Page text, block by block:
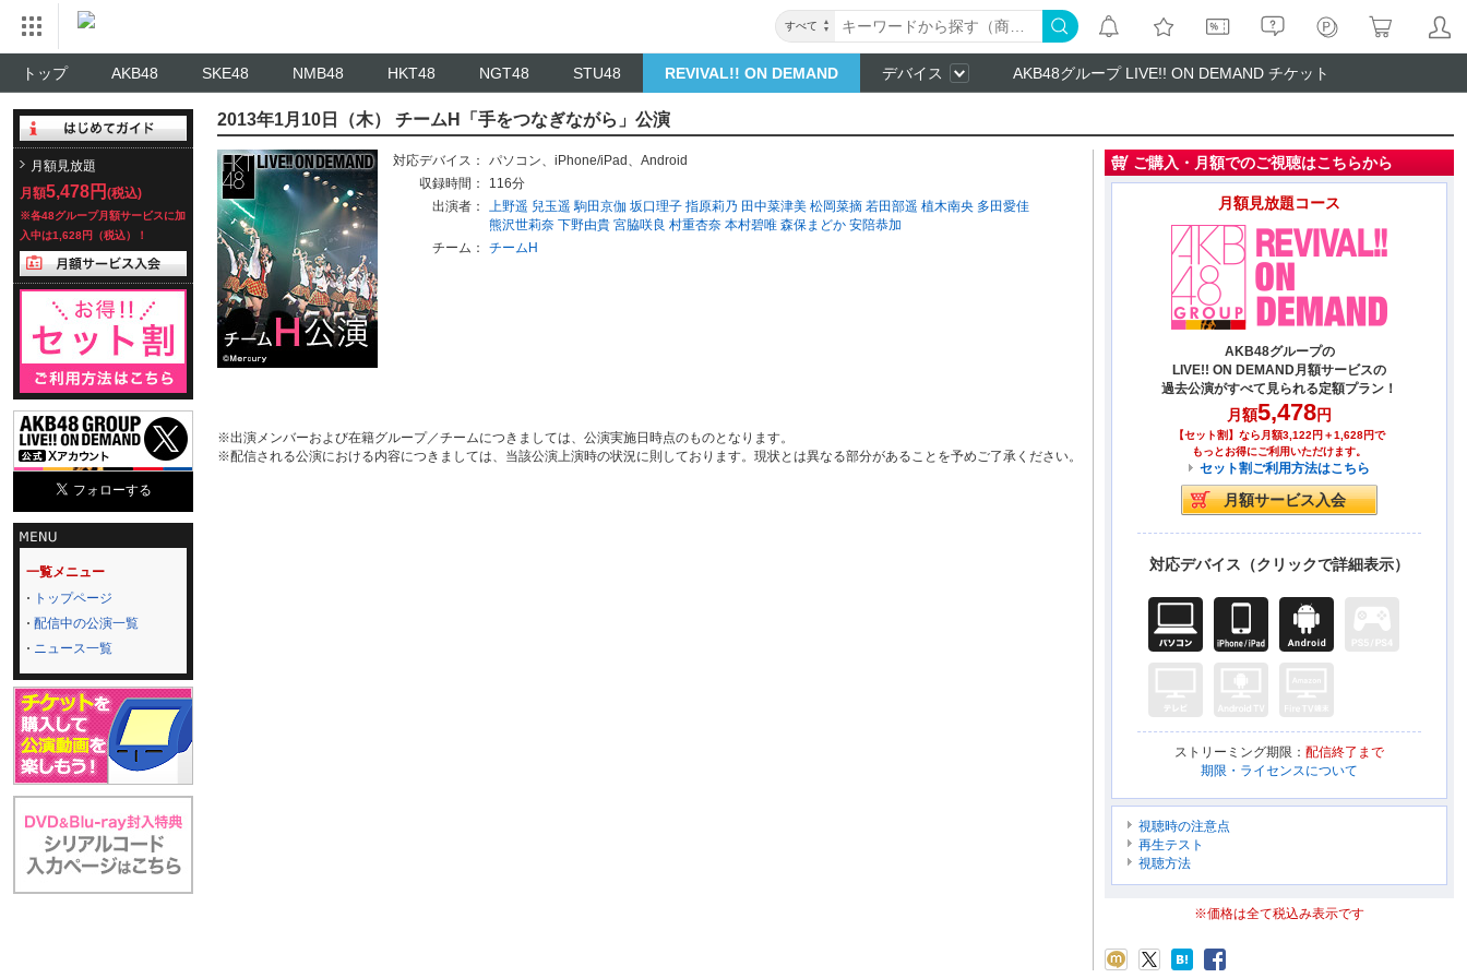
すべて
トップ AKB48 SKE48 NMB48 HKT48 NGT48 STU48 REVIVAL!! ON DEMAND デバイス AKB48グループ LIVE!! ON DEMAND チケット
月額見放題
月額5,478円 (税込)
※各48グループ月額サービスに加
入中は1,628円（税込）！
一覧メニュー
トップページ
配信中の公演一覧
ニュース一覧
2013年1月10日（木） チームH「手をつなぎながら」公演
対応デバイス： パソコン、 iPhone/iPad 、 Android
収録時間：
116分
出演者：
上野遥 兒玉遥 駒田京伽 坂口理子 指原莉乃 田中菜津美 松岡菜摘 若田部遥 植木南央 多田愛佳
熊沢世莉奈 下野由貴 宮脇咲良 村重杏奈 本村碧唯 森保まどか 安陪恭加
チーム：
チームH
※出演メンバーおよび在籍グループ／チームにつきましては、公演実施日時点のものとなります。
※配信される公演における内容につきましては、当該公演上演時の状況に則しております。現状とは異なる部分があることを予めご了承ください。
ご購入・月額でのご視聴はこちらから
月額見放題コース
AKB48グループの
LIVE!! ON DEMAND月額サービスの
過去公演がすべて見られる定額プラン！
月額5,478円
【セット割】なら月額3,122円＋1,628円で
もっとお得にご利用いただけます。
セット割ご利用方法はこちら
対応デバイス（クリックで詳細表示）
ストリーミング期限： 配信終了まで
期限・ライセンスについて
視聴時の注意点
再生テスト
視聴方法
※価格は全て税込み表示です